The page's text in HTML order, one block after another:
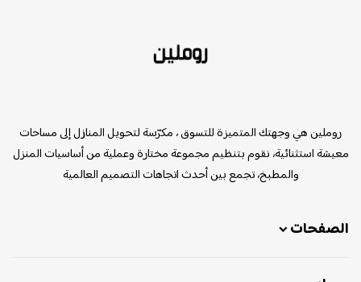
روملين هي وجهتك المتميزة للتسوق ، مكرّسة لتحويل المنازل إلى مساحات
معيشة استثنائية، نقوم بتنظيم مجموعة مختارة وعملية من أساسيات المنزل
والمطبخ، تجمع بين أحدث اتجاهات التصميم العالمية
الصفحات